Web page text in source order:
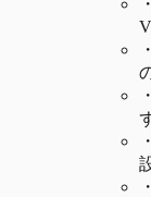
・
・
・
・